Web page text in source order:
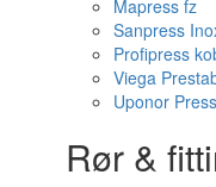
Mapress fz
Sanpress
Profipress
Viega
Uponor Press
Rør &